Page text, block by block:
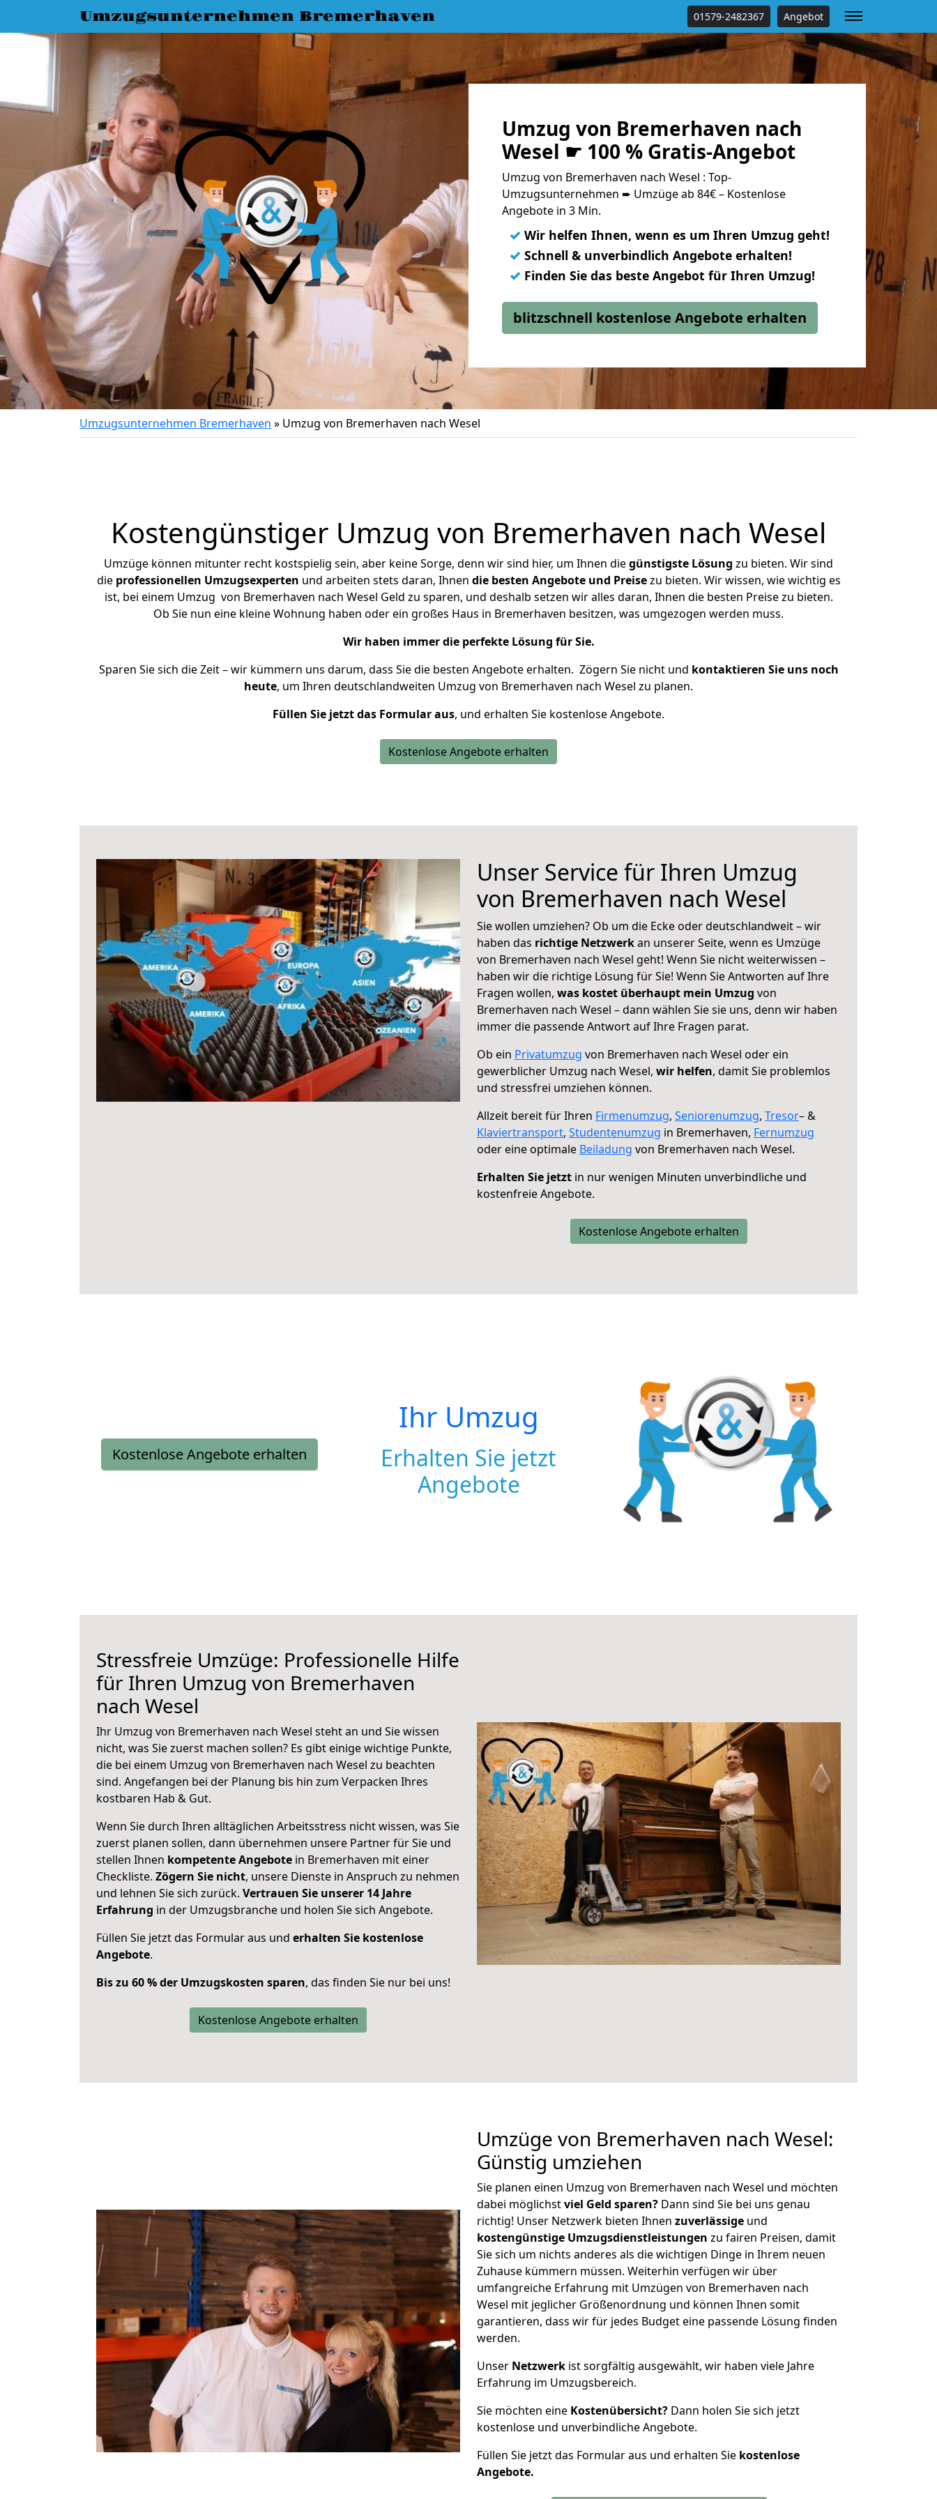
Umzugsunternehmen Bremerhaven 01579-2482367 Angebot
Umzug von Bremerhaven nach
Wesel ☛ 100 % Gratis-Angebot
Umzug von Bremerhaven nach Wesel : Top-
Umzugsunternehmen ➨ Umzüge ab 84€ – Kostenlose
Angebote in 3 Min.
✓ Wir helfen Ihnen, wenn es um Ihren Umzug geht!
✓ Schnell & unverbindlich Angebote erhalten!
✓ Finden Sie das beste Angebot für Ihren Umzug!
blitzschnell kostenlose Angebote erhalten
Umzugsunternehmen Bremerhaven » Umzug von Bremerhaven nach Wesel
Kostengünstiger Umzug von Bremerhaven nach Wesel
Umzüge können mitunter recht kostspielig sein, aber keine Sorge, denn wir sind hier, um Ihnen diegünstigste Lösung zu bieten. Wir sind
die professionellen Umzugsexperten und arbeiten stets daran, Ihnen die besten Angebote und Preisezu bieten. Wir wissen, wie wichtig es
ist, bei einem Umzug von Bremerhaven nach Wesel Geld zu sparen, und deshalb setzen wir alles daran, Ihnen die besten Preise zu bieten.
Ob Sie nun eine kleine Wohnung haben oder ein großes Haus in Bremerhaven besitzen, was umgezogen werden muss.
Wir haben immer die perfekte Lösung für Sie.
Sparen Sie sich die Zeit – wir kümmern uns darum, dass Sie die besten Angebote erhalten. Zögern Sie nicht und kontaktieren Sie uns noch
heute, um Ihren deutschlandweiten Umzug von Bremerhaven nach Wesel zu planen.
Füllen Sie jetzt das Formular aus, und erhalten Sie kostenlose Angebote.
Kostenlose Angebote erhalten
Unser Service für Ihren Umzug
von Bremerhaven nach Wesel
Sie wollen umziehen? Ob um die Ecke oder deutschlandweit – wir
haben das richtige Netzwerkan unserer Seite, wenn es Umzüge
von Bremerhaven nach Wesel geht! Wenn Sie nicht weiterwissen –
haben wir die richtige Lösung für Sie! Wenn Sie Antworten auf Ihre
Fragen wollen, was kostet überhaupt mein Umzug von
Bremerhaven nach Wesel – dann wählen Sie sie uns, denn wir haben
immer die passende Antwort auf Ihre Fragen parat.
Ob ein Privatumzug von Bremerhaven nach Wesel oder ein
gewerblicher Umzug nach Wesel, wir helfen, damit Sie problemlos
und stressfrei umziehen können.
Allzeit bereit für Ihren Firmenumzug, Seniorenumzug, Tresor– &
Klaviertransport, Studentenumzug in Bremerhaven, Fernumzug
oder eine optimale Beiladung von Bremerhaven nach Wesel.
Erhalten Sie jetzt in nur wenigen Minuten unverbindliche und
kostenfreie Angebote.
Kostenlose Angebote erhalten
Kostenlose Angebote erhalten
Ihr Umzug
Erhalten Sie jetzt
Angebote
Stressfreie Umzüge: Professionelle Hilfe
für Ihren Umzug von Bremerhaven
nach Wesel
Ihr Umzug von Bremerhaven nach Wesel steht an und Sie wissen
nicht, was Sie zuerst machen sollen? Es gibt einige wichtige Punkte,
die bei einem Umzug von Bremerhaven nach Wesel zu beachten
sind. Angefangen bei der Planung bis hin zum Verpacken Ihres
kostbaren Hab & Gut.
Wenn Sie durch Ihren alltäglichen Arbeitsstress nicht wissen, was Sie
zuerst planen sollen, dann übernehmen unsere Partner für Sie und
stellen Ihnen kompetente Angebote in Bremerhaven mit einer
Checkliste. Zögern Sie nicht, unsere Dienste in Anspruch zu nehmen
und lehnen Sie sich zurück. Vertrauen Sie unserer 14 Jahre
Erfahrung in der Umzugsbranche und holen Sie sich Angebote.
Füllen Sie jetzt das Formular aus und erhalten Sie kostenlose
Angebote.
Bis zu 60 % der Umzugskosten sparen, das finden Sie nur bei uns!
Kostenlose Angebote erhalten
Umzüge von Bremerhaven nach Wesel:
Günstig umziehen
Sie planen einen Umzug von Bremerhaven nach Wesel und möchten
dabei möglichstviel Geld sparen? Dann sind Sie bei uns genau
richtig! Unser Netzwerk bieten Ihnen zuverlässige und
kostengünstige Umzugsdienstleistungen zu fairen Preisen, damit
Sie sich um nichts anderes als die wichtigen Dinge in Ihrem neuen
Zuhause kümmern müssen. Weiterhin verfügen wir über
umfangreiche Erfahrung mit Umzügen von Bremerhaven nach
Wesel mit jeglicher Größenordnung und können Ihnen somit
garantieren, dass wir für jedes Budget eine passende Lösung finden
werden.
Unser Netzwerk ist sorgfältig ausgewählt, wir haben viele Jahre
Erfahrung im Umzugsbereich.
Sie möchten eine Kostenübersicht? Dann holen Sie sich jetzt
kostenlose und unverbindliche Angebote.
Füllen Sie jetzt das Formular aus und erhalten Sie kostenlose
Angebote.